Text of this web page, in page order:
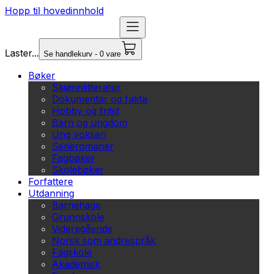
Hopp til hovedinnhold
Laster... Se handlekurv - 0 vare
Bøker
Skjønnlitteratur
Dokumentar og fakta
Hobby og fritid
Barn og ungdom
Ung voksen
Serieromaner
Fagbøker
Skolebøker
Forfattere
Utdanning
Barnehage
Grunnskole
Videregående
Norsk som andrespråk
Fagskole
Akademisk